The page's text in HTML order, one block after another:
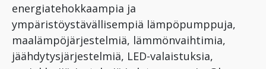
energiatehokkaampia ja
ympäristöystävällisempiä lämpöpumppuja,
maalämpöjärjestelmiä, lämmönvaihtimia,
jäähdytysjärjestelmiä, LED-valaistuksia,